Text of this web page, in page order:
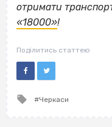
отримати
«18000»!
Поділитись статтею
Tagged
Черкаси